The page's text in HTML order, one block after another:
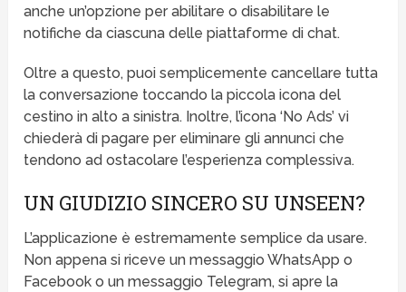
anche un’opzione per abilitare o disabilitare le
notifiche da ciascuna delle piattaforme di chat.
Oltre a questo, puoi semplicemente cancellare tutta
la conversazione toccando la piccola icona del
cestino in alto a sinistra. Inoltre, l’icona ‘No Ads’ vi
chiederà di pagare per eliminare gli annunci che
tendono ad ostacolare l’esperienza complessiva.
UN GIUDIZIO SINCERO SU UNSEEN?
L’applicazione è estremamente semplice da usare.
Non appena si riceve un messaggio WhatsApp o
Facebook o un messaggio Telegram, si apre la